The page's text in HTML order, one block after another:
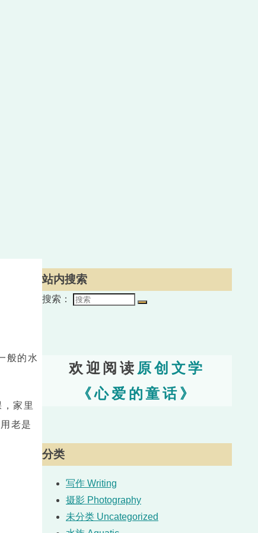
般的水
家里
老是
站内搜索
搜索：
欢迎阅读 原创文学
《心爱的童话》
分类
写作 Writing
摄影 Photography
未分类 Uncategorized